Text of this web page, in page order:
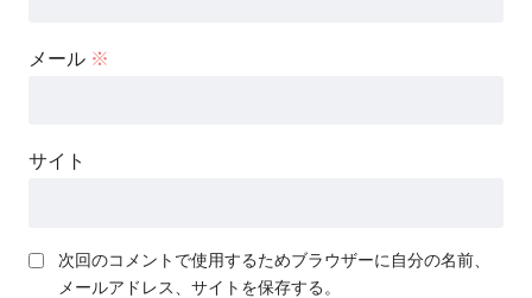
メール ※
サイト
次回のコメントで使用するためブラウザーに自分の名前、
メールアドレス、サイトを保存する。